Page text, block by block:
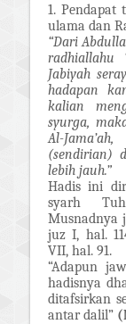
1. Pendapat
ulama dan
“Dari
radhiallahu
Jabiyah
hadapan
kalian
syurga,
Al-
(sendirian)
lebih jauh.”
Hadis ini
syarh
Musnadnya
juz I, hal.
VII, hal. 91.
“Adapun
hadisnya
ditafsirkan
antar dalil”